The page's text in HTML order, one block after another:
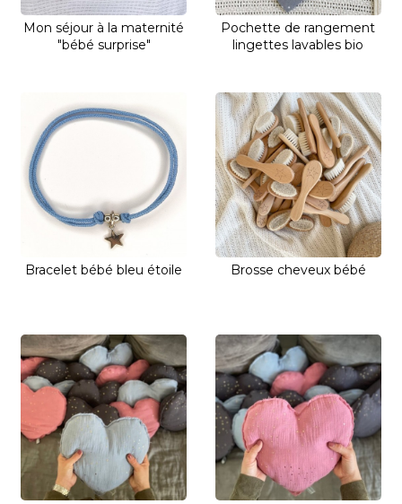
Mon séjour à la maternité
"bébé surprise"
Pochette de rangement
lingettes lavables bio
Bracelet bébé bleu étoile Brosse cheveux bébé